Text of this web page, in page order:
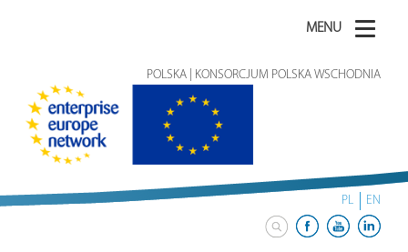
MENU
POLSKA | KONSORCJUM POLSKA WSCHODNIA
PL EN